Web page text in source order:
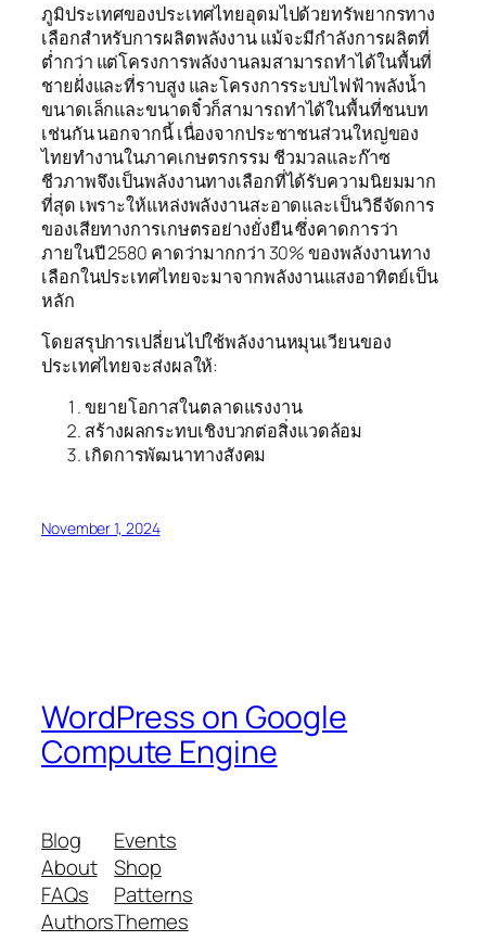
ภูมิประเทศของประเทศไทยอุดมไปด้วยทรัพยากรทาง
เลือกสำหรับการผลิตพลังงาน แม้จะมีกำลังการผลิตที่
ต่ำกว่า แต่โครงการพลังงานลมสามารถทำได้ในพื้นที่
ชายฝั่งและที่ราบสูง และโครงการระบบไฟฟ้าพลังน้ำ
ขนาดเล็กและขนาดจิ๋วก็สามารถทำได้ในพื้นที่ชนบท
เช่นกัน นอกจากนี้ เนื่องจากประชาชนส่วนใหญ่ของ
ไทยทำงานในภาคเกษตรกรรม ชีวมวลและก๊าซ
ชีวภาพจึงเป็นพลังงานทางเลือกที่ได้รับความนิยมมาก
ที่สุด เพราะให้แหล่งพลังงานสะอาดและเป็นวิธีจัดการ
ของเสียทางการเกษตรอย่างยั่งยืน ซึ่งคาดการว่า
ภายในปี 2580 คาดว่ามากกว่า 30% ของพลังงานทาง
เลือกในประเทศไทยจะมาจากพลังงานแสงอาทิตย์เป็น
หลัก
โดยสรุปการเปลี่ยนไปใช้พลังงานหมุนเวียนของ
ประเทศไทยจะส่งผลให้:
ขยายโอกาสในตลาดแรงงาน
สร้างผลกระทบเชิงบวกต่อสิ่งแวดล้อม
เกิดการพัฒนาทางสังคม
November 1, 2024
WordPress on Google
Compute Engine
Blog
About
FAQs
Authors
Events
Shop
Patterns
Themes